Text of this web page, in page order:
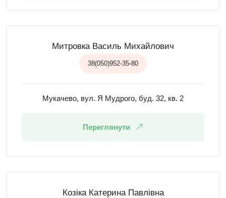
Митровка Василь Михайлович
38(050)952-35-80
Мукачево, вул. Я Мудрого, буд. 32, кв. 2
Переглянути
Козіка Катерина Павлівна